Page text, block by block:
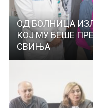
ОД БОЛНИЦА
КОЈ МУ БЕШЕ
СВИЊА